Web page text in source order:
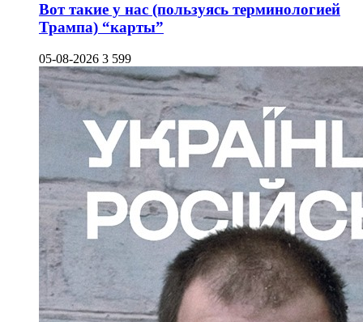
Вот такие у нас (пользуясь терминологией
Трампа) “карты”
05-08-2026 3 599